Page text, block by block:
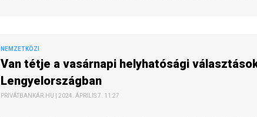
NEMZETKÖZI
Van tétje a vasárnapi helyhatósági
Lengyelországban
PRIVÁTBANKÁR.HU | 2024. ÁPRILIS 7. 11:27